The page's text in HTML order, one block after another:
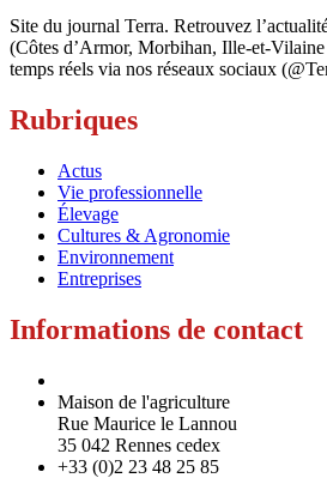
Site du journal Terra. Retrouvez
(Côtes d’Armor, Morbihan, Ille-et-Vilaine
temps réels via nos réseaux sociaux
Rubriques
Actus
Vie professionnelle
Élevage
Cultures & Agronomie
Environnement
Entreprises
Informations de contact
Maison de l'agriculture
Rue Maurice le Lannou
35 042 Rennes cedex
+33 (0)2 23 48 25 85